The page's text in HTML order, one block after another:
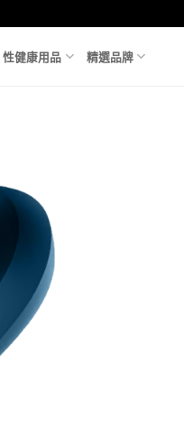
性健康用品 精選品牌